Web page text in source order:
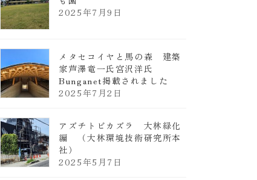
2025年7月9日
メタセコイヤと馬の森 建築
家芦澤竜一氏宮沢洋氏
Bunganet掲載されました
2025年7月2日
アズチトビカズラ 大林緑化
編 （大林環境技術研究所本
社）
2025年5月7日